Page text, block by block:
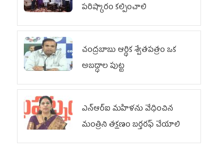
పరిష్కారం కల్పించాలి
చంద్రబాబు ఆర్థిక శ్వేతపత్రం ఒక
అబద్ధాల పుట్ట
ఎన్ఆర్ఐ మహిళను వేధించిన
మంత్రిని త‌క్ష‌ణం బ‌ర్త‌ర‌ఫ్ చేయాలి